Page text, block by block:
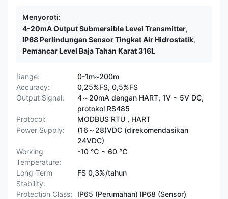
Menyoroti:
4-20mA Output Submersible Level Transmitter,
IP68 Perlindungan Sensor Tingkat Air Hidrostatik,
Pemancar Level Baja Tahan Karat 316L
Range:
0-1m~200m
Accuracy:
0,25%FS, 0,5%FS
Output Signal:
4～20mA dengan HART, 1V ~ 5V DC,
protokol RS485
Protocol:
MODBUS RTU , HART
Power Supply:
(16～28)VDC (direkomendasikan
24VDC)
Working
Temperature:
-10 ℃ ~ 60 ℃
Long-Term
Stability:
FS 0,3%/tahun
Protection Class: IP65 (Perumahan) IP68 (Sensor)